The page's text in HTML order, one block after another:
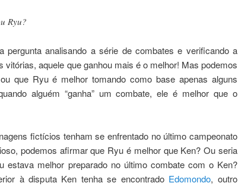
Ryu?
pergunta analisando a série de combates e verificando a
vitórias, aquele que ganhou mais é o melhor! Mas podemos
que Ryu é melhor tomando como base apenas alguns
alguém “ganha” um combate, ele é melhor que o
fictícios tenham se enfrentado no último campeonato
podemos afirmar que Ryu é melhor que Ken? Ou seria
estava melhor preparado no último combate com o Ken?
à disputa Ken tenha se encontrado Edomondo, outro